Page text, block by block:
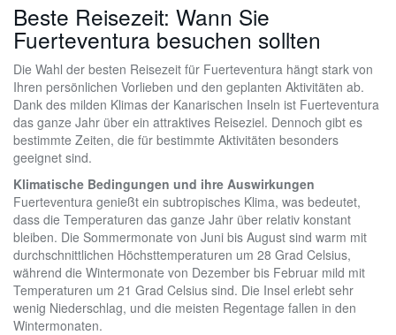
Beste Reisezeit: Wann Sie
Fuerteventura besuchen sollten
Die Wahl der besten Reisezeit für Fuerteventura hängt stark von
Ihren persönlichen Vorlieben und den geplanten Aktivitäten ab.
Dank des milden Klimas der Kanarischen Inseln ist Fuerteventura
das ganze Jahr über ein attraktives Reiseziel. Dennoch gibt es
bestimmte Zeiten, die für bestimmte Aktivitäten besonders
geeignet sind.
Klimatische Bedingungen und ihre Auswirkungen
Fuerteventura genießt ein subtropisches Klima, was bedeutet,
dass die Temperaturen das ganze Jahr über relativ konstant
bleiben. Die Sommermonate von Juni bis August sind warm mit
durchschnittlichen Höchsttemperaturen um 28 Grad Celsius,
während die Wintermonate von Dezember bis Februar mild mit
Temperaturen um 21 Grad Celsius sind. Die Insel erlebt sehr
wenig Niederschlag, und die meisten Regentage fallen in den
Wintermonaten.